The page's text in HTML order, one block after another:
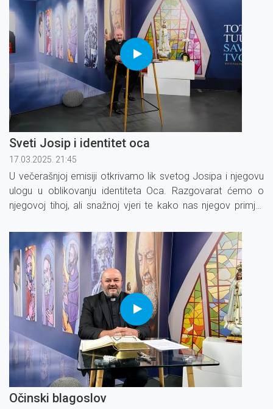
Sveti Josip i identitet oca
17.03.2025. 21:45
U večerašnjoj emisiji otkrivamo lik svetog Josipa i njegovu
ulogu u oblikovanju identiteta Oca. Razgovarat ćemo o
njegovoj tihoj, ali snažnoj vjeri te kako nas njegov primjer
Očinski blagoslov